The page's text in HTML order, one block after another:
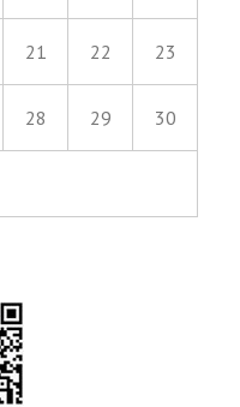
21 22 23
28 29 30